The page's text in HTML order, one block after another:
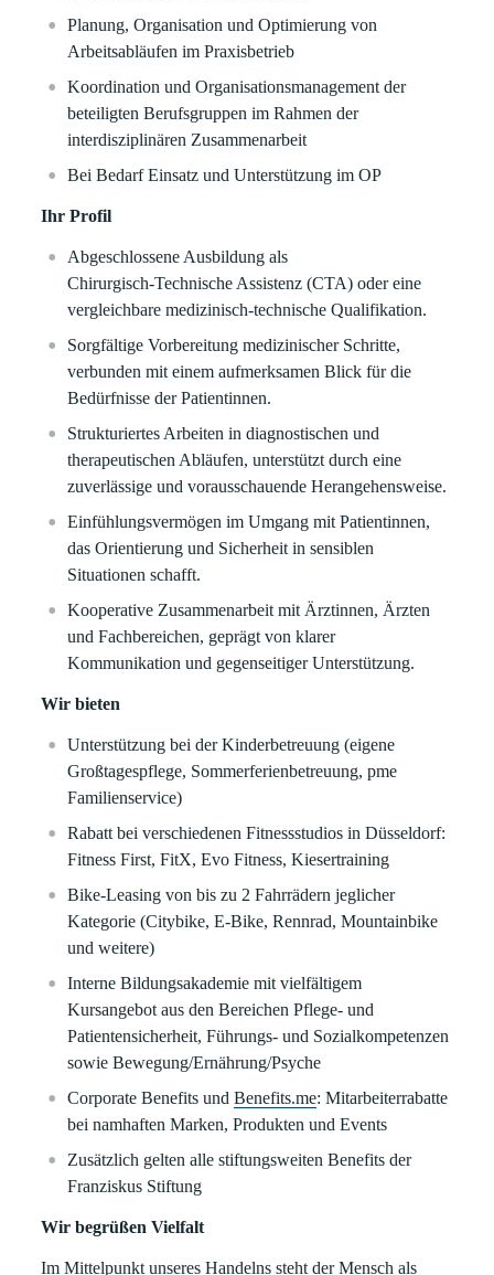
Planung, Organisation und Optimierung von
Arbeitsabläufen im Praxisbetrieb
Koordination und Organisationsmanagement der
beteiligten Berufsgruppen im Rahmen der
interdisziplinären Zusammenarbeit
Bei Bedarf Einsatz und Unterstützung im OP
Ihr Profil
Abgeschlossene Ausbildung als
Chirurgisch‑Technische Assistenz (CTA) oder eine
vergleichbare medizinisch‑technische Qualifikation.
Sorgfältige Vorbereitung medizinischer Schritte,
verbunden mit einem aufmerksamen Blick für die
Bedürfnisse der Patientinnen.
Strukturiertes Arbeiten in diagnostischen und
therapeutischen Abläufen, unterstützt durch eine
zuverlässige und vorausschauende Herangehensweise.
Einfühlungsvermögen im Umgang mit Patientinnen,
das Orientierung und Sicherheit in sensiblen
Situationen schafft.
Kooperative Zusammenarbeit mit Ärztinnen, Ärzten
und Fachbereichen, geprägt von klarer
Kommunikation und gegenseitiger Unterstützung.
Wir bieten
Unterstützung bei der Kinderbetreuung (eigene
Großtagespflege, Sommerferienbetreuung, pme
Familienservice)
Rabatt bei verschiedenen Fitnessstudios in Düsseldorf:
Fitness First, FitX, Evo Fitness, Kiesertraining
Bike-Leasing von bis zu 2 Fahrrädern jeglicher
Kategorie (Citybike, E-Bike, Rennrad, Mountainbike
und weitere)
Interne Bildungsakademie mit vielfältigem
Kursangebot aus den Bereichen Pflege- und
Patientensicherheit, Führungs- und Sozialkompetenzen
sowie Bewegung/Ernährung/Psyche
Corporate Benefits undBenefits.me: Mitarbeiterrabatte
bei namhaften Marken, Produkten und Events
Zusätzlich gelten alle stiftungsweiten Benefits der
Franziskus Stiftung
Wir begrüßen Vielfalt
Im Mittelpunkt unseres Handelns steht der Mensch als